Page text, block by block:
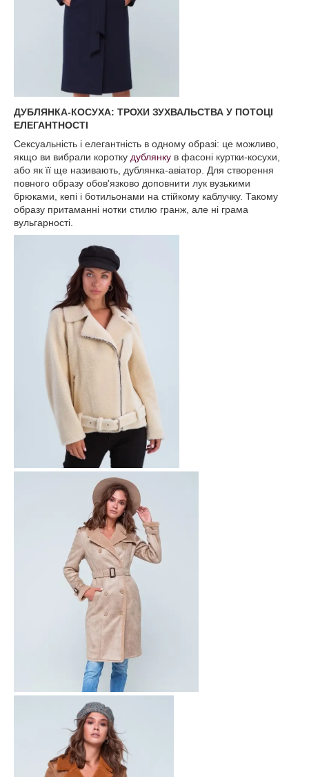
ДУБЛЯНКА-КОСУХА: ТРОХИ ЗУХВАЛЬСТВА У ПОТОЦІ
ЕЛЕГАНТНОСТІ
Сексуальність і елегантність в одному образі: це можливо,
якщо ви вибрали коротку дублянку в фасоні куртки-косухи,
або як її ще називають, дублянка-авіатор. Для створення
повного образу обов'язково доповнити лук вузькими
брюками, кепі і ботильонами на стійкому каблучку. Такому
образу притаманні нотки стилю гранж, але ні грама
вульгарності.